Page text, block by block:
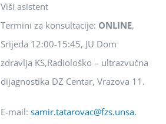
Viši asistent
Termini za konsultacije: ONLINE,
Srijeda 12:00-15:45, JU Dom
zdravlja KS,Radiološko – ultrazvučna
dijagnostika DZ Centar, Vrazova 11.
E-mail: samir.tatarovac@fzs.unsa.